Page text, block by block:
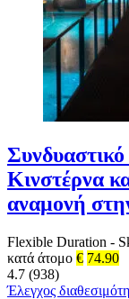
Συνδυαστικό
Κινστέρνα
αναμονή
Flexible Duration -
κατά άτομο € 74.90
4.7 (938)
Έλεγχος